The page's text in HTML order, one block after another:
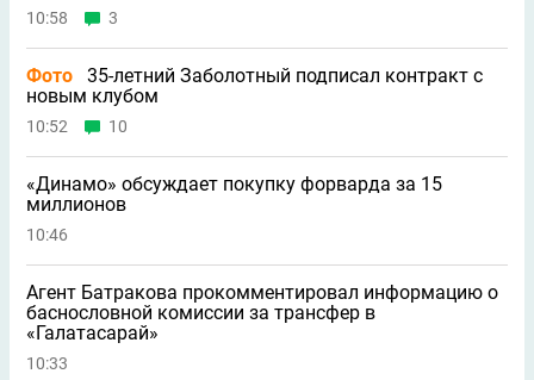
10:58 3
Фото
35-летний Заболотный подписал контракт с
новым клубом
10:52 10
«Динамо» обсуждает покупку форварда за 15
миллионов
10:46
Агент Батракова прокомментировал информацию о
баснословной комиссии за трансфер в
«Галатасарай»
10:33